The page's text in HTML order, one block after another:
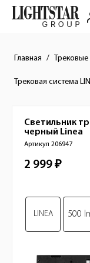
Главная
Трековая система
Краткое
LINEA 500
Светильник
черный Linea
Артикул 206947
Стоимость
2 999 ₽